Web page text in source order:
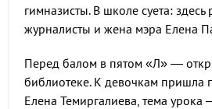
гимназисты. В школе суета: здесь
журналисты и жена мэра Елена
Перед балом в пятом «Л» —
библиотеке. К девочкам пришла
Елена Темиргалиева, тема